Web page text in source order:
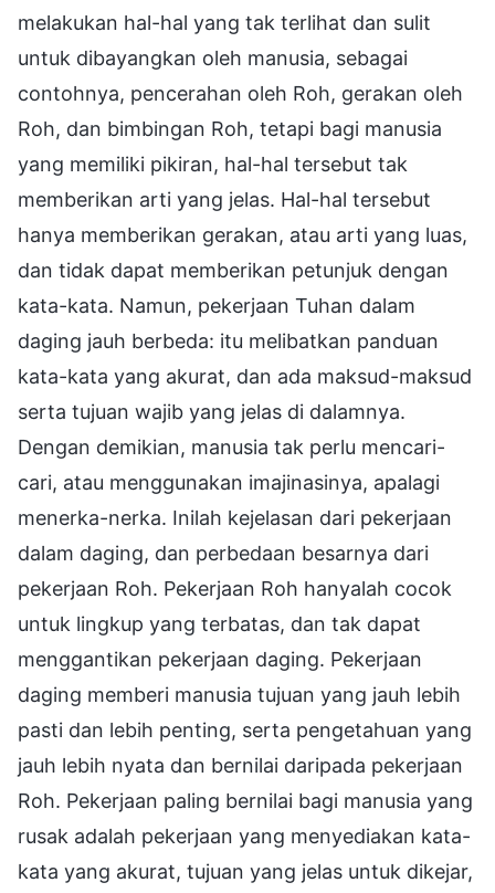
melakukan hal-hal yang tak terlihat dan sulit
untuk dibayangkan oleh manusia, sebagai
contohnya, pencerahan oleh Roh, gerakan oleh
Roh, dan bimbingan Roh, tetapi bagi manusia
yang memiliki pikiran, hal-hal tersebut tak
memberikan arti yang jelas. Hal-hal tersebut
hanya memberikan gerakan, atau arti yang luas,
dan tidak dapat memberikan petunjuk dengan
kata-kata. Namun, pekerjaan Tuhan dalam
daging jauh berbeda: itu melibatkan panduan
kata-kata yang akurat, dan ada maksud-maksud
serta tujuan wajib yang jelas di dalamnya.
Dengan demikian, manusia tak perlu mencari-
cari, atau menggunakan imajinasinya, apalagi
menerka-nerka. Inilah kejelasan dari pekerjaan
dalam daging, dan perbedaan besarnya dari
pekerjaan Roh. Pekerjaan Roh hanyalah cocok
untuk lingkup yang terbatas, dan tak dapat
menggantikan pekerjaan daging. Pekerjaan
daging memberi manusia tujuan yang jauh lebih
pasti dan lebih penting, serta pengetahuan yang
jauh lebih nyata dan bernilai daripada pekerjaan
Roh. Pekerjaan paling bernilai bagi manusia yang
rusak adalah pekerjaan yang menyediakan kata-
kata yang akurat, tujuan yang jelas untuk dikejar,